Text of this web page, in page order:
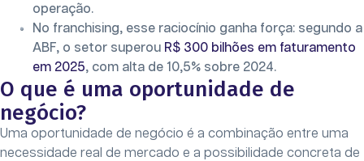
operação.
No franchising, esse raciocínio ganha força: segundo a
ABF, o setor superou R$ 300 bilhões em faturamento
em 2025, com alta de 10,5% sobre 2024.
O que é uma oportunidade de
negócio?
Uma oportunidade de negócio é a combinação entre uma
necessidade real de mercado e a possibilidade concreta de